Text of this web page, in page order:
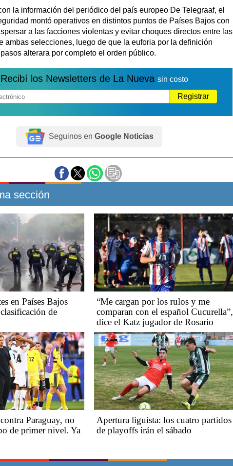
la información del periódico del país europeo De Telegraaf, el
montó operativos en distintos puntos de Países Bajos con
a las facciones violentas y evitar choques directos entre las
ambas selecciones, luego de que la euforia por la definición
alterara por completo el orden público.
Recibí los Newsletters de La Nueva sin costo
Registrar
Seguinos en Google Noticias
sección
en Países Bajos
de
“Me cargan por los rulos y me
comparan con el español Cucurella”,
dice el Katz jugador de Rosario
Paraguay, no
de primer nivel. Ya
Apertura liguista: los cuatro partidos
de playoffs irán el sábado